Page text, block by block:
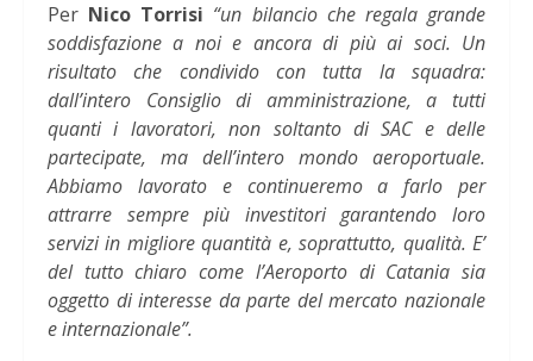
Per Nico Torrisi “un bilancio che regala grande
soddisfazione a noi e ancora di più ai soci. Un
risultato che condivido con tutta la squadra:
dall’intero Consiglio di amministrazione, a tutti
quanti i lavoratori, non soltanto di SAC e delle
partecipate, ma dell’intero mondo aeroportuale.
Abbiamo lavorato e continueremo a farlo per
attrarre sempre più investitori garantendo loro
servizi in migliore quantità e, soprattutto, qualità. E’
del tutto chiaro come l’Aeroporto di Catania sia
oggetto di interesse da parte del mercato nazionale
e internazionale”.